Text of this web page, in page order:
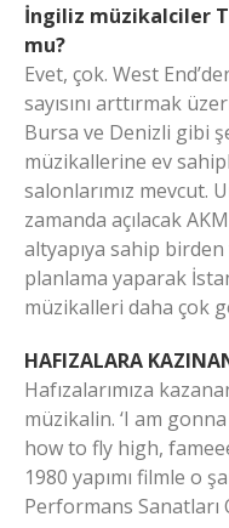
İngiliz müzikalciler
mu?
Evet, çok. West
sayısını arttırmak
Bursa ve Denizli gibi
müzikallerine ev
salonlarımız mevcut.
zamanda açılacak
altyapıya sahip
planlama yaparak
müzikalleri daha çok
HAFIZALARA
Hafızalarımıza
müzikalin. ‘I am
how to fly high,
1980 yapımı filmle o
Performans Sanatları